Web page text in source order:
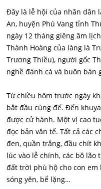
Đây là lễ hội của nhân dân
An, huyện Phú Vang tỉnh
ngày 12 tháng giêng âm
Thành Hoàng của làng là
Trương Thiều), người gốc
nghề đánh cá và buôn bán
Từ chiều hôm trước ngày
bắt đầu cúng đế. Đến
được cử hành. Một vị cao
đọc bản văn tế. Tất cả các
đen, quần trắng, đầu chít
lúc vào lễ chính, các bô
đất trời phù hộ cho con em
sóng yên, bể lặng…